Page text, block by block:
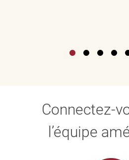
Connectez-
l’équipe